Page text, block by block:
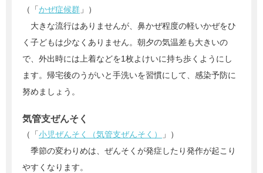
（「かぜ症候群 」）
大きな流行はありませんが、鼻かぜ程度の軽いかぜをひ
く子どもは少なくありません。朝夕の気温差も大きいの
で、外出時には上着などを1枚よけいに持ち歩くようにし
ます。帰宅後のうがいと手洗いを習慣にして、感染予防に
努めましょう。
気管支ぜんそく
（「小児ぜんそく（気管支ぜんそく）
」）
季節の変わりめは、ぜんそくが発症したり発作が起こり
やすくなります。